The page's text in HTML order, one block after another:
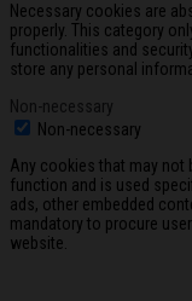
Necessary cookies are
properly. This category
functionalities and
store any personal
Non-necessary
Non-necessary
Any cookies that may not
function and is used
ads, other embedded
mandatory to procure
website.